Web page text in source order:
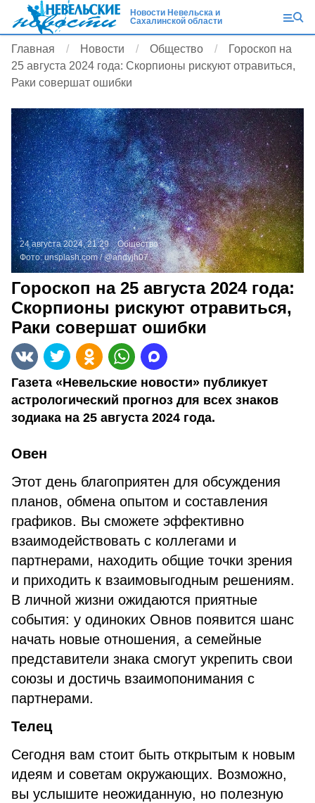
Новости Невельска и
Сахалинской области
Главная Новости Общество
Гороскоп на
25 августа 2024 года: Скорпионы рискуют отравиться,
Раки совершат ошибки
24 августа 2024, 21:29
Общество
Фото:unsplash.com/ @andyjh07
Гороскоп на 25 августа 2024 года:
Скорпионы рискуют отравиться,
Раки совершат ошибки
Газета «Невельские новости» публикует
астрологический прогноз для всех знаков
зодиака на 25 августа 2024 года.
Овен
Этот день благоприятен для обсуждения
планов, обмена опытом и составления
графиков. Вы сможете эффективно
взаимодействовать с коллегами и
партнерами, находить общие точки зрения
и приходить к взаимовыгодным решениям.
В личной жизни ожидаются приятные
события: у одиноких Овнов появится шанс
начать новые отношения, а семейные
представители знака смогут укрепить свои
союзы и достичь взаимопонимания с
партнерами.
Телец
Сегодня вам стоит быть открытым к новым
идеям и советам окружающих. Возможно,
вы услышите неожиданную, но полезную